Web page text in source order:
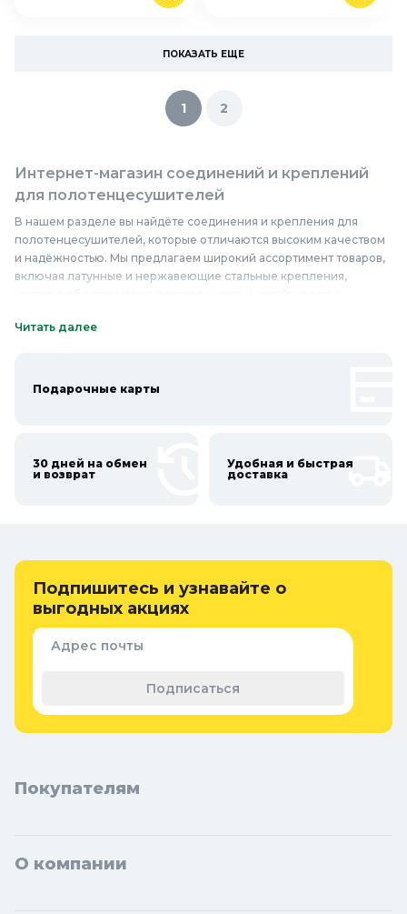
ПОКАЗАТЬ ЕЩЕ
1 2
Интернет-магазин соединений и креплений
для полотенцесушителей
В нашем разделе вы найдёте соединения и крепления для
полотенцесушителей, которые отличаются высоким качеством
и надёжностью. Мы предлагаем широкий ассортимент товаров,
включая латунные и нержавеющие стальные крепления,
полотенцесушителей по доступным ценам, выбрав
полотенцесушителей, представленные в нашем интернет-
стабильность и безопасность полотенцесушителей, а также
способствуют эффективному распределению тепла.
Онлайн каталог соединений и креплений для
полотенцесушителей в Колорлон
Интернет-магазин Колорлон предлагает большой выбор
соединений и креплений для полотенцесушителей по
выгодным ценам для жителей Москвы и городов Московской
Люберцы, Красногорск, Одинцово, Домодедово, Электросталь,
Коломна, Щёлково, Серпухов, Долгопрудный, Раменское,
Реутов, Жуковский, Пушкино, Орехово-Зуево, Ногинск, Сергиев
Павловский Посад, Ступино, Котельники, Фрязино,
Дзержинский, Солнечногорск, Новосибирска и Новосибирской
Читать далее
Подарочные карты
30 дней на обмен
и возврат
Удобная и быстрая
доставка
Подпишитесь и узнавайте о
выгодных акциях
Адрес почты
Подписаться
Покупателям
О компании